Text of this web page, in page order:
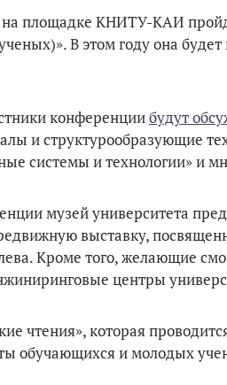
на площадке КНИТУ-КАИ
В этом году она
конференциибудут
и структурообразующие
системы и технологии» и
музей университета
выставку,
Кроме того, желающие
центры
чтения», которая
обучающихся и молодых